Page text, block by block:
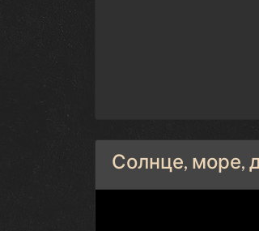
Солнце, море,